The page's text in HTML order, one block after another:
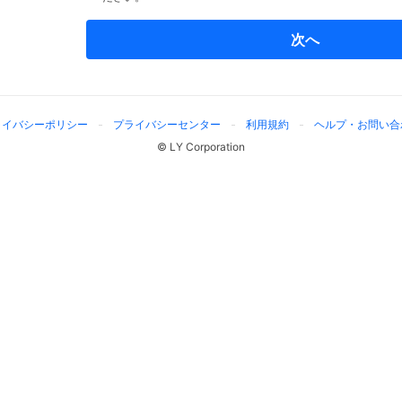
次へ
バシーポリシー プライバシーセンター 利用規約
ヘルプ・お問い
© LY Corporation